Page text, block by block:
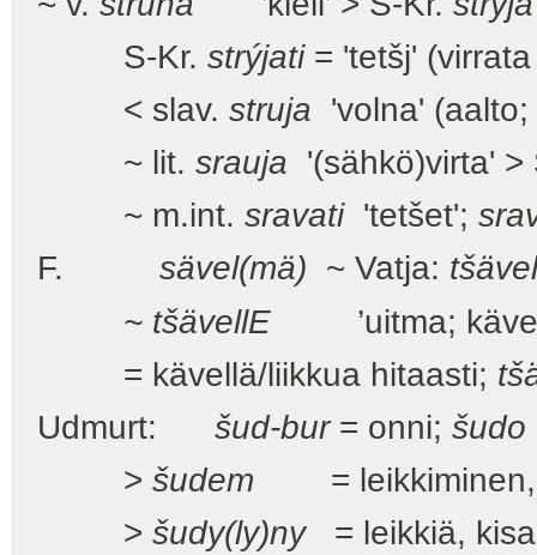
S-Kr. strýjati= 'tetšj'
< slav. struja 'volna'
~ lit. srauja '(sähkö)virta'
~ m.int. sravati'tetšet';
F. sävel(mä) ~ Vatja:
~ tšävellE ’uitma;
= kävellä/liikkua hitaasti;
Udmurt: šud-bur= onni; šudo
> šudem =
> šudy(ly)ny= leikkiä,